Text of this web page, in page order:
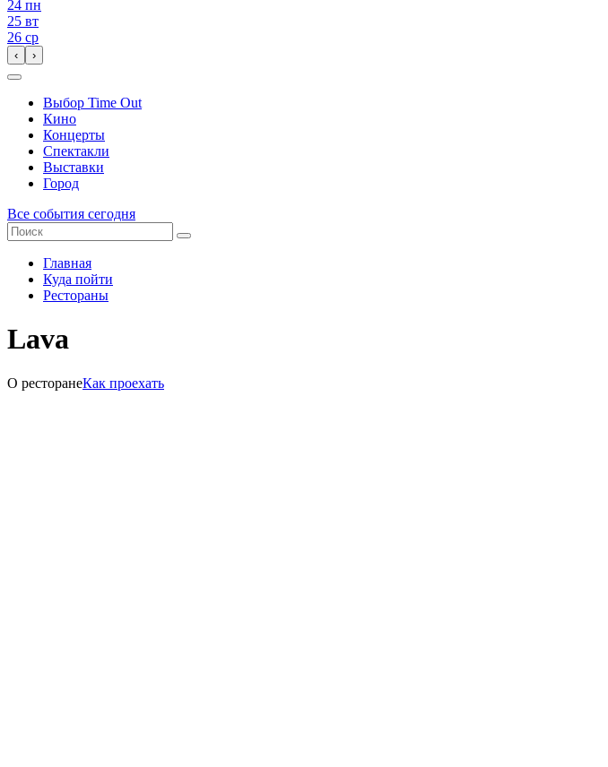
24 пн
25 вт
26 ср
‹ ›
Выбор Time Out
Кино
Концерты
Спектакли
Выставки
Город
Все события сегодня
Главная
Куда пойти
Рестораны
Lava
О ресторанеКак проехать